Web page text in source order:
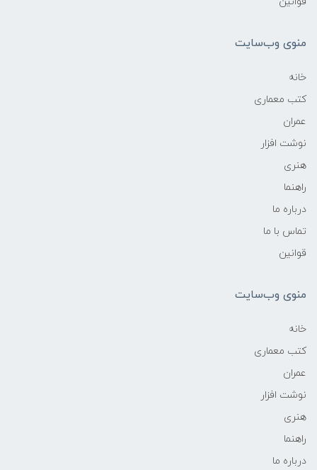
منوی وب‌سایت
خانه
کتب معماری
عمران
نوشت افزار
هنری
راهنما
درباره ما
تماس با ما
قوانین
منوی وب‌سایت
خانه
کتب معماری
عمران
نوشت افزار
هنری
راهنما
درباره ما